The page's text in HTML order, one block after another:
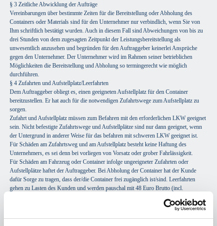
§ 3 Zeitliche Abwicklung der Aufträge
Vereinbarungen über bestimmte Zeiten für die Bereitstellung oder Abholung des
Containers oder Materials sind für den Unternehmer nur verbindlich, wenn Sie von
Ihm schriftlich bestätigt wurden. Auch in diesem Fall sind Abweichungen von bis zu
drei Stunden von dem zugesagten Zeitpunkt der Leistungsbereitstellung als
unwesentlich anzusehen und begründen für den Auftraggeber keinerlei Ansprüche
gegen den Unternehmer. Der Unternehmer wird im Rahmen seiner betrieblichen
Möglichkeiten die Bereitstellung und Abholung so termingerecht wie möglich
durchführen.
§ 4 Zufahrten und Aufstellplatz/Leerfahrten
Dem Auftraggeber obliegt es, einen geeigneten Aufstellplatz für den Container
bereitzustellen. Er hat auch für die notwendigen Zufahrtswege zum Aufstellplatz zu
sorgen.
Zufahrt und Aufstellplatz müssen zum Befahren mit den erforderlichen LKW geeignet
sein. Nicht befestigte Zufahrtswege und Aufstellplätze sind nur dann geeignet, wenn
der Untergrund in anderer Weise für das befahren mit schweren LKW geeignet ist.
Für Schäden am Zufahrtsweg und am Aufstellplatz besteht keine Haftung des
Unternehmers, es sei denn bei vorliegen von Vorsatz oder grober Fahrlässigkeit.
Für Schäden am Fahrzeug oder Container infolge ungeeigneter Zufahrten oder
Aufstellplätze haftet der Auftraggeber. Bei Abholung der Container hat der Kunde
dafür Sorge zu tragen, dass der/die Container frei zugänglich ist/sind. Leerfahrten
gehen zu Lasten des Kunden und werden pauschal mit 48 Euro Brutto (incl.